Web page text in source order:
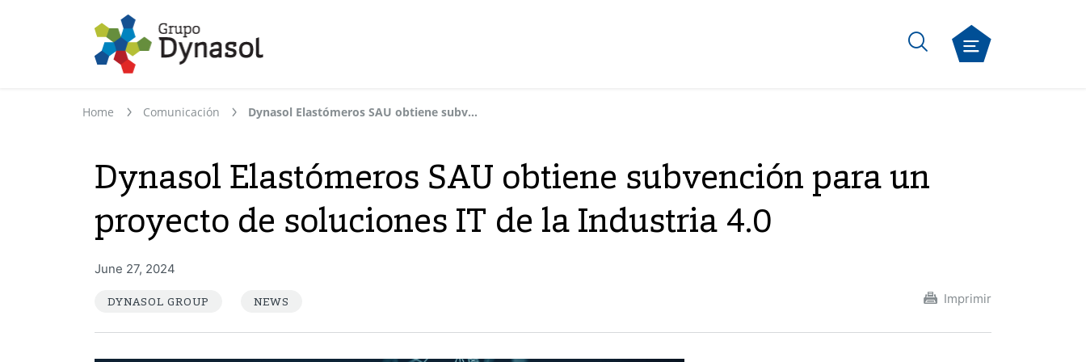
Home Comunicación Dynasol Elastómeros SAU obtiene subvención para un proyecto de soluciones IT de la Industria 4.0
Dynasol Elastómeros SAU obtiene subvención para un
proyecto de soluciones IT de la Industria 4.0
DYNASOL GROUP NEWS
June 27, 2024
Imprimir